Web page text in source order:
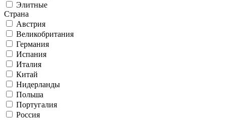
Элитные
Страна
Австрия
Великобритания
Германия
Испания
Италия
Китай
Нидерланды
Польша
Португалия
Россия